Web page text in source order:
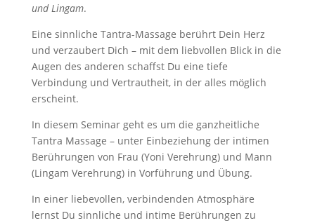
und Lingam.
Eine sinnliche Tantra-Massage berührt Dein Herz
und verzaubert Dich – mit dem liebvollen Blick in die
Augen des anderen schaffst Du eine tiefe
Verbindung und Vertrautheit, in der alles möglich
erscheint.
In diesem Seminar geht es um die ganzheitliche
Tantra Massage – unter Einbeziehung der intimen
Berührungen von Frau (Yoni Verehrung) und Mann
(Lingam Verehrung) in Vorführung und Übung.
In einer liebevollen, verbindenden Atmosphäre
lernst Du sinnliche und intime Berührungen zu